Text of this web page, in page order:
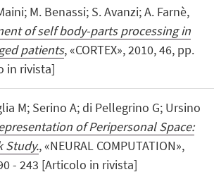
M. Benassi; S. Avanzi; A. Farnè,
of self body-parts processing in
patients, «CORTEX», 2010, 46, pp.
in rivista]
M; Serino A; di Pellegrino G; Ursino
of Peripersonal Space:
Study., «NEURAL COMPUTATION»,
- 243 [Articolo in rivista]